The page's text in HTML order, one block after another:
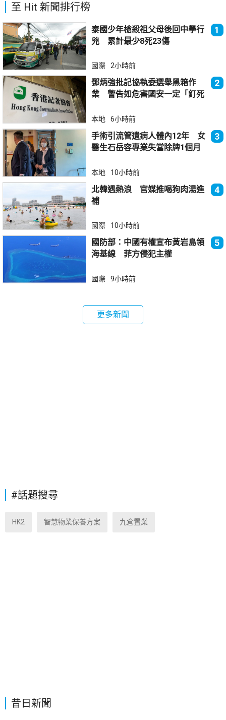
昔日新聞
至 Hit 新聞排行榜
泰國少年槍殺祖父母後回中學行
兇 累計最少8死23傷
1
國際 2小時前
鄧炳強批記協執委選舉黑箱作
業 警告如危害國安一定「釘死
2
本地 6小時前
手術引流管遺病人體內12年 女
醫生石岳容專業失當除牌1個月
3
本地 10小時前
北韓遇熱浪 官媒推喝狗肉湯進
補
4
國際 10小時前
國防部：中國有權宣布黃岩島領
海基線 菲方侵犯主權
5
國際 9小時前
更多新聞
#話題搜尋
HK2 智慧物業保養方案 九倉置業